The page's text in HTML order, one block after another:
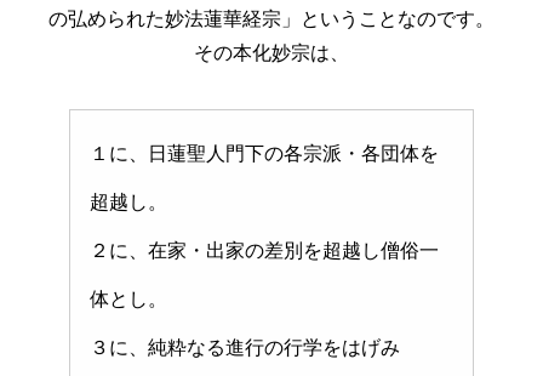
の弘められた妙法蓮華経宗」ということなのです。
その本化妙宗は、
１に、日蓮聖人門下の各宗派・各団体を
超越し。
２に、在家・出家の差別を超越し僧俗一
体とし。
３に、純粋なる進行の行学をはげみ